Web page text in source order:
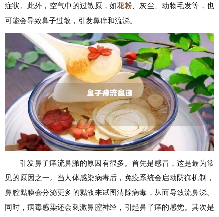
症状。此外，空气中的过敏原，如花粉、灰尘、动物毛发等，也
可能会导致鼻子过敏，引发鼻痒和流涕。
引发鼻子痒流鼻涕的原因有很多。首先是感冒，这是最为常
见的原因之一。当人体感染病毒后，免疫系统会启动防御机制，
鼻腔黏膜会分泌更多的黏液来试图清除病毒，从而导致流鼻涕。
同时，病毒感染还会刺激鼻腔神经，引起鼻子痒的感觉。其次是